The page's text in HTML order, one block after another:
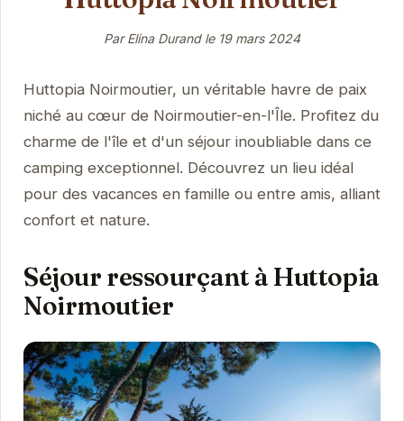
Par Elina Durand le 19 mars 2024
Huttopia Noirmoutier, un véritable havre de paix
niché au cœur de Noirmoutier-en-l'Île. Profitez du
charme de l'île et d'un séjour inoubliable dans ce
camping exceptionnel. Découvrez un lieu idéal
pour des vacances en famille ou entre amis, alliant
confort et nature.
Séjour ressourçant à Huttopia
Noirmoutier